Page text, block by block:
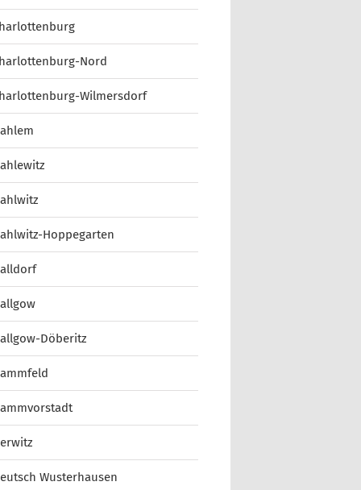
Nord
Wilmersdorf
Hoppegarten
Döberitz
Wusterhausen